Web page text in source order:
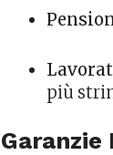
più
Garanzie